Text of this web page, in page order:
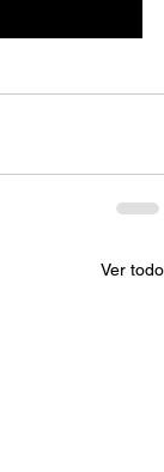
Ver todo